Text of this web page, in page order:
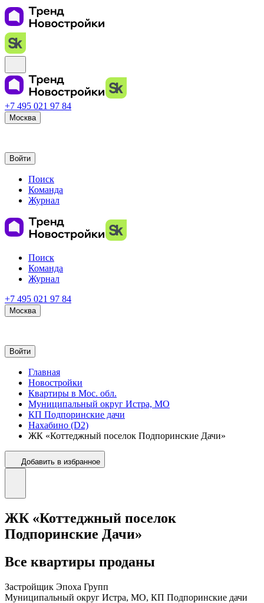
+7 495 021 97 84
Москва
Войти
Поиск
Команда
Журнал
Поиск
Команда
Журнал
+7 495 021 97 84
Москва
Войти
Главная
Новостройки
Квартиры в Мос. обл.
Муниципальный округ Истра, МО
КП Подпоринские дачи
Нахабино (D2)
ЖК «Коттеджный поселок Подпоринские Дачи»
Добавить в избранное
ЖК «Коттеджный поселок
Подпоринские Дачи»
Все квартиры проданы
Застройщик Эпоха Групп
Муниципальный округ Истра, МО, КП Подпоринские дачи